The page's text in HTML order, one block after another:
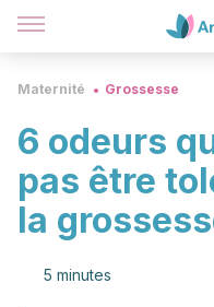
Maternité Grossesse
6 odeurs
pas être
la
5 minutes